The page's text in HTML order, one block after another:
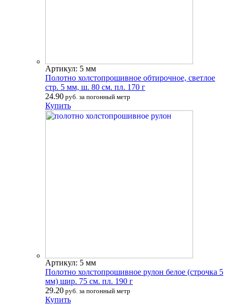
Артикул: 5 мм
Полотно холстопрошивное обтирочное, светлое
стр. 5 мм, ш. 80 см. пл. 170 г
24.90 руб. за погонный метр
Купить
Артикул: 5 мм
Полотно холстопрошивное рулон белое (строчка 5
мм) шир. 75 см. пл. 190 г
29.20 руб. за погонный метр
Купить